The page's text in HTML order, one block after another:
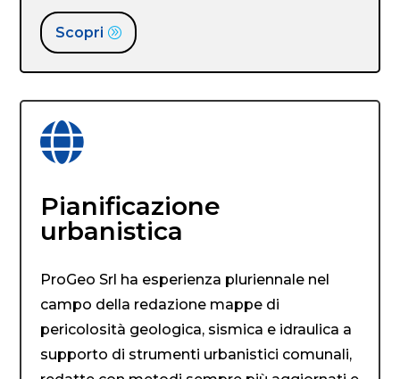
Scopri

Pianificazione
urbanistica
ProGeo Srl ha esperienza pluriennale nel
campo della redazione mappe di
pericolosità geologica, sismica e idraulica a
supporto di strumenti urbanistici comunali,